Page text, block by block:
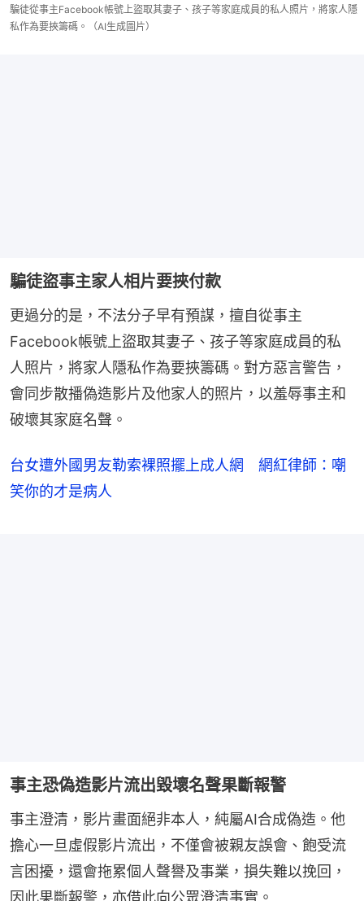
騙徒從事主Facebook帳號上盜取其妻子、孩子等家庭成員的私人照片，將家人隱
私作為要挾籌碼。（AI生成圖片）
騙徒盜事主家人相片要挾付款
更過分的是，不法分子早有預謀，擅自從事主
Facebook帳號上盜取其妻子、孩子等家庭成員的私
人照片，將家人隱私作為要挾籌碼。對方惡言警告，
會同步散播偽造影片及他家人的照片，以羞辱事主和
破壞其家庭名聲。
台女遭外國男友勒索裸照擺上成人網 網紅律師：嘲
笑你的才是病人
事主恐偽造影片流出毀壞名聲果斷報警
事主澄清，影片畫面絕非本人，純屬AI合成偽造。他
擔心一旦虛假影片流出，不僅會被親友誤會、飽受流
言困擾，還會拖累個人聲譽及事業，損失難以挽回，
因此果斷報警，亦借此向公眾澄清事實。